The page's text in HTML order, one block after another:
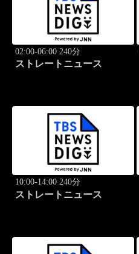
02:00-06:00 240分
ストレートニュース
10:00-14:00 240分
ストレートニュース